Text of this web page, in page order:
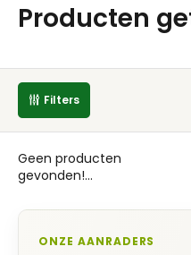
Producten
Filters
Geen producten
gevonden!...
ONZE AANRADERS